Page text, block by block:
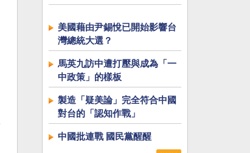
美國藉由尹錫悅已開始影響台
灣總統大選？
馬英九訪中遭打壓與成為「一
中政策」的樣板
製造「疑美論」完全符合中國
對台的「認知作戰」
中國批連戰 國民黨醒醒